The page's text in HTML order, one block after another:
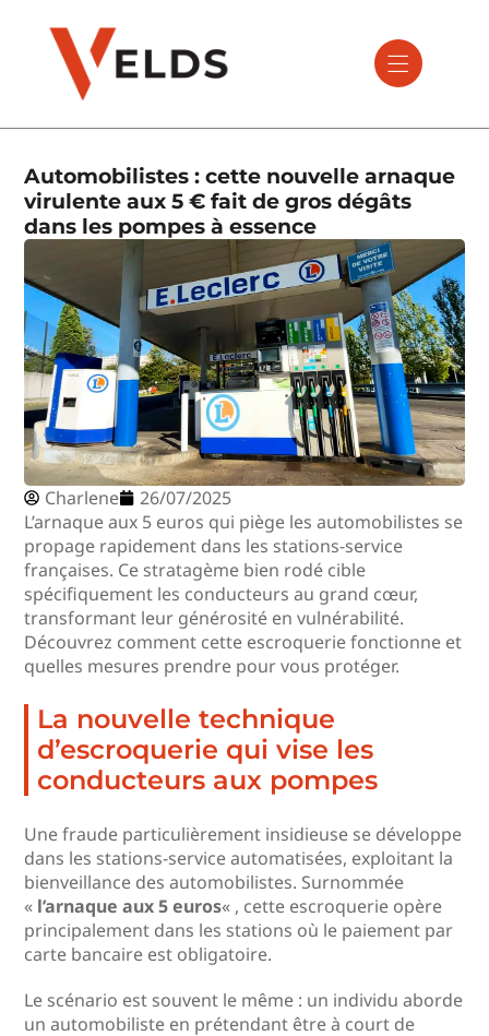
Automobilistes : cette nouvelle arnaque
virulente aux 5 € fait de gros dégâts
dans les pompes à essence
Charlene
26/07/2025
L’arnaque aux 5 euros qui piège les automobilistes se
propage rapidement dans les stations-service
françaises. Ce stratagème bien rodé cible
spécifiquement les conducteurs au grand cœur,
transformant leur générosité en vulnérabilité.
Découvrez comment cette escroquerie fonctionne et
quelles mesures prendre pour vous protéger.
La nouvelle technique
d’escroquerie qui vise les
conducteurs aux pompes
Une fraude particulièrement insidieuse se développe
dans les stations-service automatisées, exploitant la
bienveillance des automobilistes. Surnommée
« l’arnaque aux 5 euros« , cette escroquerie opère
principalement dans les stations où le paiement par
carte bancaire est obligatoire.
Le scénario est souvent le même : un individu aborde
un automobiliste en prétendant être à court de